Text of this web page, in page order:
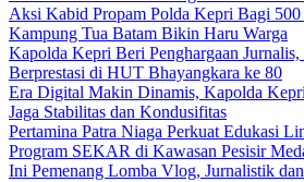
Aksi Kabid Propam Polda Kepri Bagi
Kampung Tua Batam Bikin Haru Warga
Kapolda Kepri Beri Penghargaan
Berprestasi di HUT Bhayangkara ke 80
Era Digital Makin Dinamis, Kapolda
Jaga Stabilitas dan Kondusifitas
Pertamina Patra Niaga Perkuat Edukasi
Program SEKAR di Kawasan Pesisir
Ini Pemenang Lomba Vlog, Jurnalistik